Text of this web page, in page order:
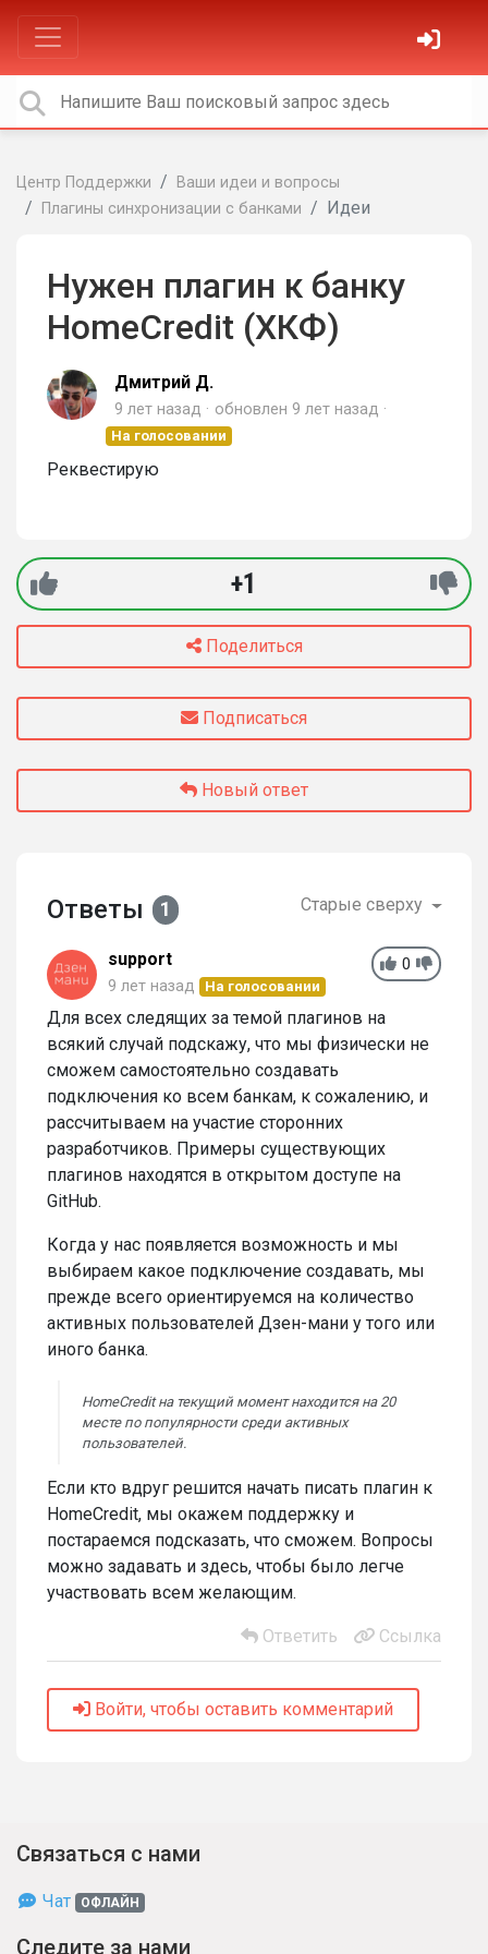
Центр Поддержки
Ваши идеи и вопросы
Плагины синхронизации с банками
Идеи
Нужен плагин к банку
HomeCredit (ХКФ)
Дмитрий Д.
9 лет назад обновлен 9 лет назад
На голосовании
Реквестирую
+1
Поделиться
Подписаться
Новый ответ
Ответы 1 Старые сверху
0
support
9 лет назад На голосовании
Для всех следящих за темой плагинов на
всякий случай подскажу, что мы физически не
сможем самостоятельно создавать
подключения ко всем банкам, к сожалению, и
рассчитываем на участие сторонних
разработчиков. Примеры существующих
плагинов находятся в открытом доступе на
GitHub.
Когда у нас появляется возможность и мы
выбираем какое подключение создавать, мы
прежде всего ориентируемся на количество
активных пользователей Дзен-мани у того или
иного банка.
HomeCredit на текущий момент находится на 20
месте по популярности среди активных
пользователей.
Если кто вдруг решится начать писать плагин к
HomeCredit, мы окажем поддержку и
постараемся подсказать, что сможем. Вопросы
можно задавать и здесь, чтобы было легче
участвовать всем желающим.
Ответить Ссылка
Войти, чтобы оставить комментарий
Связаться с нами
Чат ОФЛАЙН
Следите за нами